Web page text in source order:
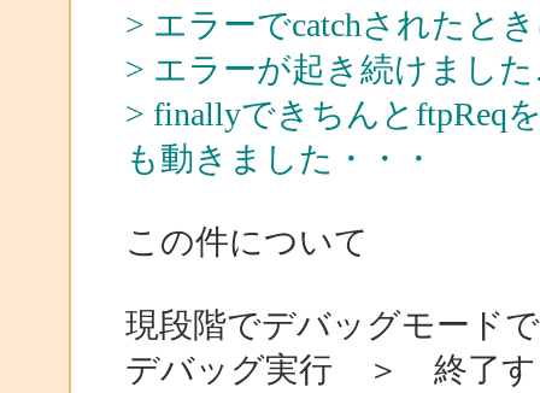
> エラーでcatchされたと
> エラーが起き続けまし
> finallyできちんとftpReq
も動きました・・・
この件について
現段階でデバッグモード
デバッグ実行 ＞ 終了